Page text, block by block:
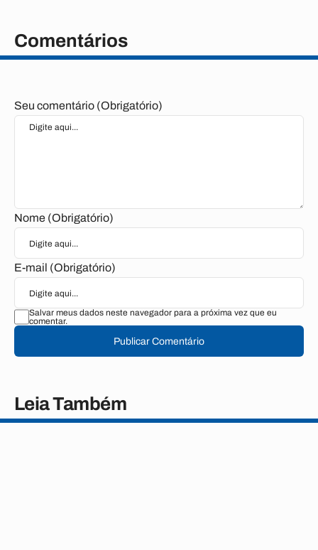
Comentários
Seu comentário (Obrigatório)
Nome (Obrigatório)
E-mail (Obrigatório)
Salvar meus dados neste navegador para a próxima vez que eu
comentar.
Publicar Comentário
Leia Também